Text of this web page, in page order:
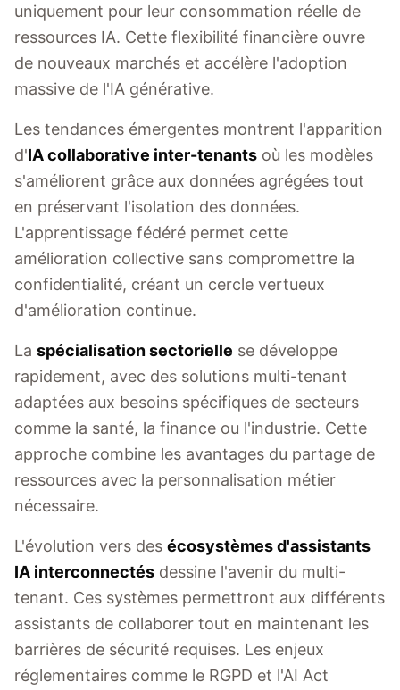
uniquement pour leur consommation réelle de
ressources IA. Cette flexibilité financière ouvre
de nouveaux marchés et accélère l'adoption
massive de l'IA générative.
Les tendances émergentes montrent l'apparition
d'IA collaborative inter-tenants où les modèles
s'améliorent grâce aux données agrégées tout
en préservant l'isolation des données.
L'apprentissage fédéré permet cette
amélioration collective sans compromettre la
confidentialité, créant un cercle vertueux
d'amélioration continue.
La spécialisation sectorielle se développe
rapidement, avec des solutions multi-tenant
adaptées aux besoins spécifiques de secteurs
comme la santé, la finance ou l'industrie. Cette
approche combine les avantages du partage de
ressources avec la personnalisation métier
nécessaire.
L'évolution vers des écosystèmes d'assistants
IA interconnectés dessine l'avenir du multi-
tenant. Ces systèmes permettront aux différents
assistants de collaborer tout en maintenant les
barrières de sécurité requises. Les enjeux
réglementaires comme le RGPD et l'AI Act